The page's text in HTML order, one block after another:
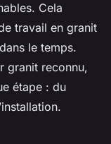
Cela
travail en granit
le temps.
granit reconnu,
étape : du